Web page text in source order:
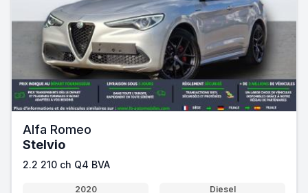
Alfa Romeo
Stelvio
2.2 210 ch Q4 BVA
2020 Diesel